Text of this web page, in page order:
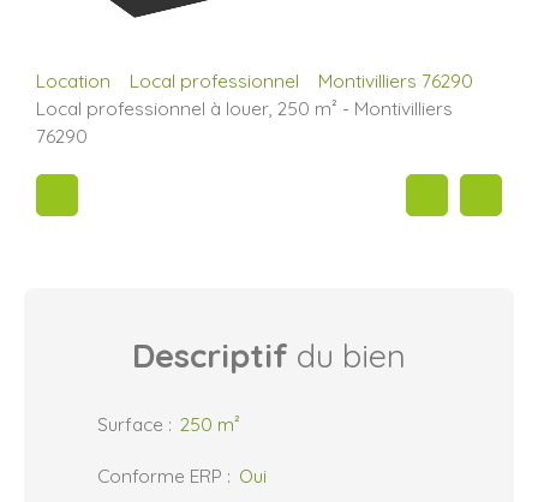
Location Local professionnel
Montivilliers 76290
Local professionnel à louer, 250 m² - Montivilliers
76290
Descriptif du bien
Surface : 250 m²
Conforme ERP : Oui